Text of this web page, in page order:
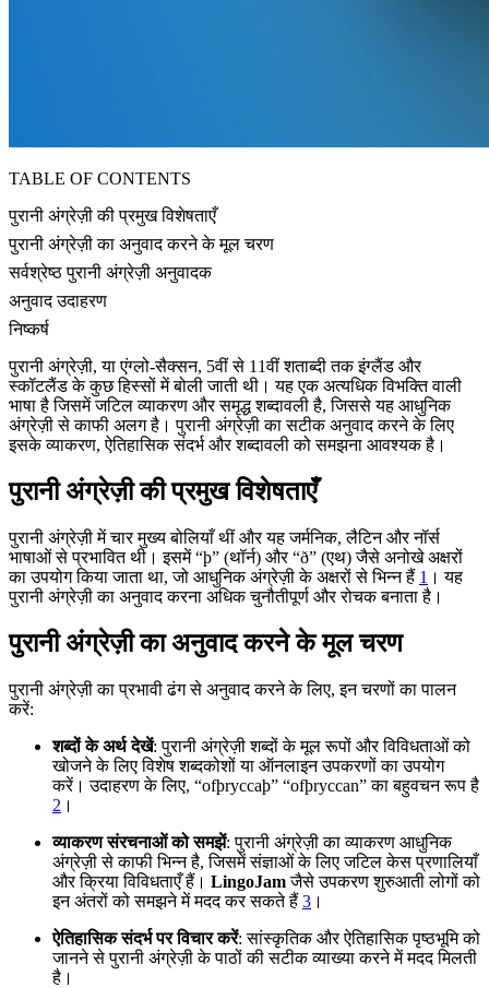
TABLE OF CONTENTS
पुरानी अंग्रेज़ी की प्रमुख विशेषताएँ
पुरानी अंग्रेज़ी का अनुवाद करने के मूल चरण
सर्वश्रेष्ठ पुरानी अंग्रेज़ी अनुवादक
अनुवाद उदाहरण
निष्कर्ष
पुरानी अंग्रेज़ी, या एंग्लो-सैक्सन, 5वीं से 11वीं शताब्दी तक इंग्लैंड और
स्कॉटलैंड के कुछ हिस्सों में बोली जाती थी। यह एक अत्यधिक विभक्ति वाली
भाषा है जिसमें जटिल व्याकरण और समृद्ध शब्दावली है, जिससे यह आधुनिक
अंग्रेज़ी से काफी अलग है। पुरानी अंग्रेज़ी का सटीक अनुवाद करने के लिए
इसके व्याकरण, ऐतिहासिक संदर्भ और शब्दावली को समझना आवश्यक है।
पुरानी अंग्रेज़ी की प्रमुख विशेषताएँ
पुरानी अंग्रेज़ी में चार मुख्य बोलियाँ थीं और यह जर्मनिक, लैटिन और नॉर्स
भाषाओं से प्रभावित थी। इसमें “þ” (थॉर्न) और “ð” (एथ) जैसे अनोखे अक्षरों
का उपयोग किया जाता था, जो आधुनिक अंग्रेज़ी के अक्षरों से भिन्न हैं 1 । यह
पुरानी अंग्रेज़ी का अनुवाद करना अधिक चुनौतीपूर्ण और रोचक बनाता है।
पुरानी अंग्रेज़ी का अनुवाद करने के मूल चरण
पुरानी अंग्रेज़ी का प्रभावी ढंग से अनुवाद करने के लिए, इन चरणों का पालन
करें:
शब्दों के अर्थ देखें: पुरानी अंग्रेज़ी शब्दों के मूल रूपों और विविधताओं को
खोजने के लिए विशेष शब्दकोशों या ऑनलाइन उपकरणों का उपयोग
करें। उदाहरण के लिए, “ofþryccaþ” “ofþryccan” का बहुवचन रूप है
2 ।
व्याकरण संरचनाओं को समझें: पुरानी अंग्रेज़ी का व्याकरण आधुनिक
अंग्रेज़ी से काफी भिन्न है, जिसमें संज्ञाओं के लिए जटिल केस प्रणालियाँ
और क्रिया विविधताएँ हैं। LingoJamजैसे उपकरण शुरुआती लोगों को
इन अंतरों को समझने में मदद कर सकते हैं 3 ।
ऐतिहासिक संदर्भ पर विचार करें: सांस्कृतिक और ऐतिहासिक पृष्ठभूमि को
जानने से पुरानी अंग्रेज़ी के पाठों की सटीक व्याख्या करने में मदद मिलती
है।